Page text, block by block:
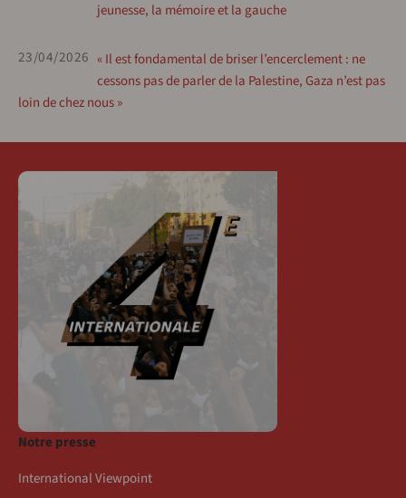
jeunesse, la mémoire et la gauche
23/04/2026 « Il est fondamental de briser l’encerclement : ne
cessons pas de parler de la Palestine, Gaza n’est pas
loin de chez nous »
Notre presse
International Viewpoint